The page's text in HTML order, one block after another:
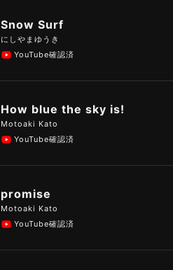
Snow Surf
にしやまゆうき
YouTube確認済
How blue the sky is!
Motoaki Kato
YouTube確認済
promise
Motoaki Kato
YouTube確認済